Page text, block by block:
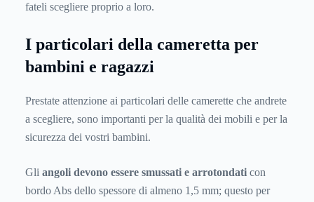
fateli scegliere proprio a loro.
I particolari della cameretta per
bambini e ragazzi
Prestate attenzione ai particolari delle camerette che andrete
a scegliere, sono importanti per la qualità dei mobili e per la
sicurezza dei vostri bambini.
Gli angoli devono essere smussati e arrotondati con
bordo Abs dello spessore di almeno 1,5 mm; questo per